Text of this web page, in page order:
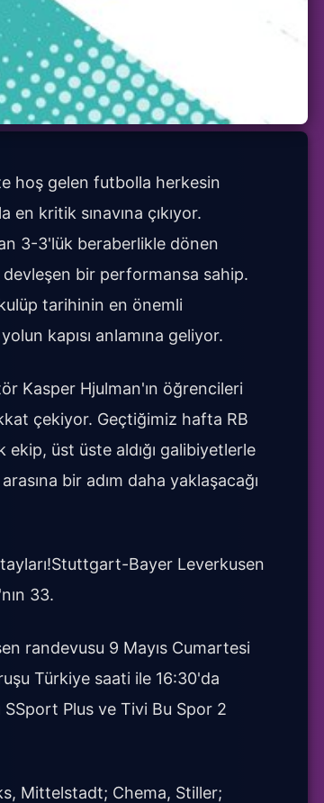
hoş gelen futbolla herkesin
kritik sınavına çıkıyor.
3-3'lük beraberlikle dönen
bir performansa sahip.
tarihinin en önemli
kapısı anlamına geliyor.
Kasper Hjulman'ın öğrencileri
çekiyor. Geçtiğimiz hafta RB
üst üste aldığı galibiyetlerle
bir adım daha yaklaşacağı
Bayer Leverkusen
33.
randevusu 9 Mayıs Cumartesi
Türkiye saati ile 16:30'da
Plus ve Tivi Bu Spor 2
Mittelstadt; Chema, Stiller;